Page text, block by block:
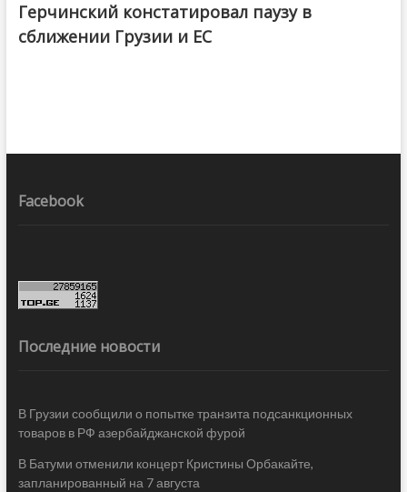
Герчинский констатировал паузу в
сближении Грузии и ЕС
Facebook
Последние новости
В Грузии сообщили о попытке транзита подсанкционных
товаров в РФ азербайджанской фурой
В Батуми отменили концерт Кристины Орбакайте,
запланированный на 7 августа